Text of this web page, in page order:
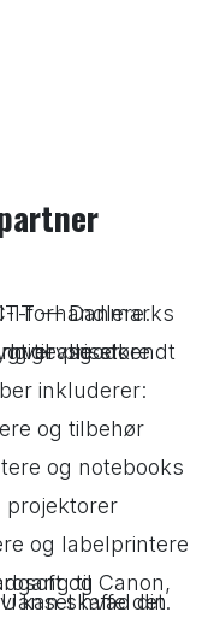
af lokale IT-forhandlere.
udstyr til konkurrencedygtige priser.
inkluderer:
og tilbehør
og notebooks
projektorer
og labelprintere
Cisco, Microsoft og
har brug for — vi kan skaffe det.